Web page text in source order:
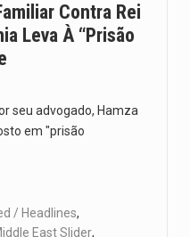
O Departamento de Estado norte-americano confirmou que cidadãos dos Estados…
Contra Rei
Leva À “prisão
seu advogado, Hamza
em "prisão
/ Headlines,
East Slider,